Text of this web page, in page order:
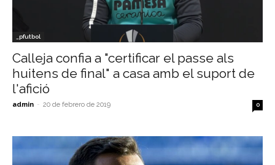
_pfutbol
Calleja confia a "certificar el passe als
huitens de final" a casa amb el suport de
l'afició
admin - 20 de febrero de 2019 0